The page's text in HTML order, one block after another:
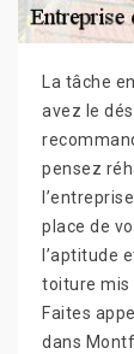
La tâche
avez le
pensez
place de
l’aptitude
toiture mis
Faites
dans